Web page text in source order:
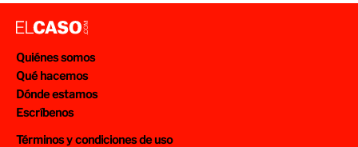
Quiénes somos
Qué hacemos
Dónde estamos
Escríbenos
Términos y condiciones de uso